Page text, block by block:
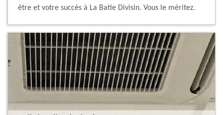
être et votre succès à La Batie Divisin. Vous le méritez.